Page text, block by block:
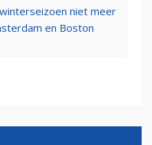
niet meer
en Boston